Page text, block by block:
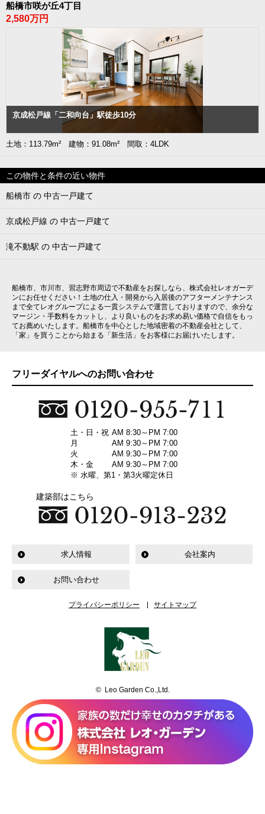
船橋市咲が丘4丁目
2,580万円
京成松戸線「二和向台」駅徒歩10分
土地：113.79m² 建物：91.08m² 間取：4LDK
この物件と条件の近い物件
船橋市 の 中古一戸建て
京成松戸線 の 中古一戸建て
滝不動駅 の 中古一戸建て
船橋市、市川市、習志野市周辺で不動産をお探しなら、株式会社レオガーデ
ンにお任せください！土地の仕入・開発から入居後のアフターメンテナンス
まで全てレオグループによる一貫システムで運営しておりますので、余分な
マージン・手数料をカットし、より良いものをお求め易い価格で自信をもっ
てお薦めいたします。船橋市を中心とした地域密着の不動産会社として、
「家」を買うことから始まる「新生活」をお客様にお届けいたします。
フリーダイヤルへのお問い合わせ
土・日・祝 AM 8:30～PM 7:00
月
AM 9:30～PM 7:00
火
AM 9:30～PM 7:00
木・金
AM 9:30～PM 7:00
※ 水曜、第1・第3火曜定休日
建築部はこちら
求人情報 会社案内
お問い合わせ
プライバシーポリシー サイトマップ
© Leo Garden Co.,Ltd.